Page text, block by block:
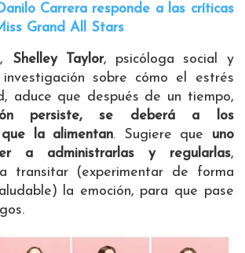
Carrera responde a las críticas
Grand All Stars
Shelley Taylor, psicóloga social y
investigación sobre cómo el estrés
aduce que después de un tiempo,
persiste, se deberá a los
que la alimentan. Sugiere que uno
a administrarlas y regularlas,
transitar (experimentar de forma
la emoción, para que pase